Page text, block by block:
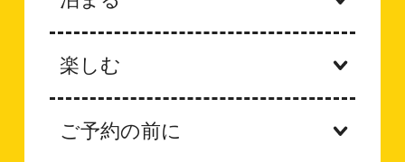
楽しむ
ご予約の前に